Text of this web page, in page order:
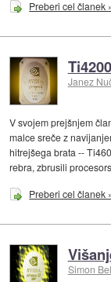
Preberi cel članek
Janez
V svojem prejšnjem
malce sreče z
hitrejšega brata --
rebra, zbrusili
Preberi cel članek
Simon